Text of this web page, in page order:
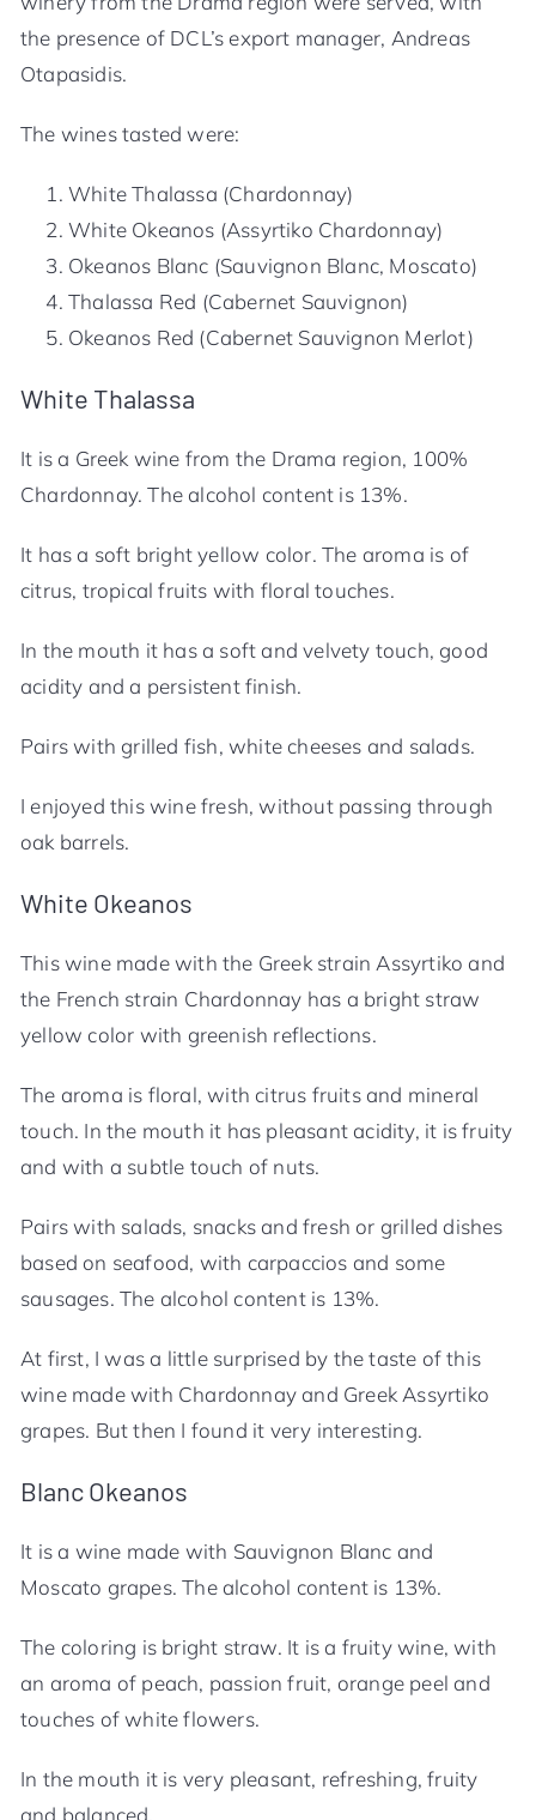
the presence of DCL’s export manager, Andreas
Otapasidis.
The wines tasted were:
White Thalassa (Chardonnay)
White Okeanos (Assyrtiko Chardonnay)
Okeanos Blanc (Sauvignon Blanc, Moscato)
Thalassa Red (Cabernet Sauvignon)
Okeanos Red (Cabernet Sauvignon Merlot)
White Thalassa
It is a Greek wine from the Drama region, 100%
Chardonnay. The alcohol content is 13%.
It has a soft bright yellow color. The aroma is of
citrus, tropical fruits with floral touches.
In the mouth it has a soft and velvety touch, good
acidity and a persistent finish.
Pairs with grilled fish, white cheeses and salads.
I enjoyed this wine fresh, without passing through
oak barrels.
White Okeanos
This wine made with the Greek strain Assyrtiko and
the French strain Chardonnay has a bright straw
yellow color with greenish reflections.
The aroma is floral, with citrus fruits and mineral
touch. In the mouth it has pleasant acidity, it is fruity
and with a subtle touch of nuts.
Pairs with salads, snacks and fresh or grilled dishes
based on seafood, with carpaccios and some
sausages. The alcohol content is 13%.
At first, I was a little surprised by the taste of this
wine made with Chardonnay and Greek Assyrtiko
grapes. But then I found it very interesting.
Blanc Okeanos
It is a wine made with Sauvignon Blanc and
Moscato grapes. The alcohol content is 13%.
The coloring is bright straw. It is a fruity wine, with
an aroma of peach, passion fruit, orange peel and
touches of white flowers.
In the mouth it is very pleasant, refreshing, fruity
and balanced.